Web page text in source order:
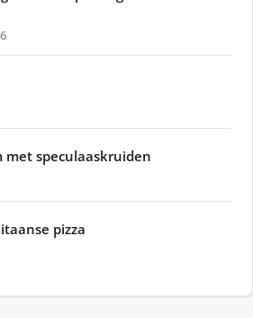
met speculaaskruiden
pizza